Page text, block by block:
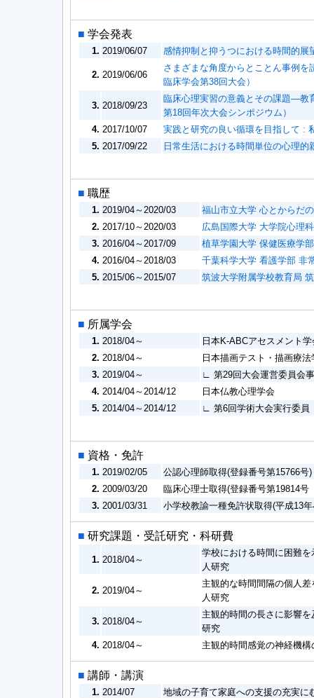
■ 学会発表
1. 2019/06/07 感情抑制と抑うつにおける時間的展
2. 2019/06/06
さまざまな角度からとことん事例
臨床学会第38回大会）
3. 2018/09/23
臨床心理実習の意義とその課題―教
第18回年次大会シンポジウム）
4. 2017/10/07
実践と研究の良い循環を目指して :
5. 2017/09/22 日常生活における時間単位の心理
■ 職歴
1. 2019/04～2020/03
福山市立大学 心とからだ
2. 2017/10～2020/03
広島国際大学 大学院心理
3. 2016/04～2017/09
植草学園大学 保健医療学
4. 2016/04～2018/03
千葉科学大学 看護学部 非
5. 2015/06～2015/07 筑波大学附属学校教育局
■ 所属学会
1. 2018/04～
日本K-ABCアセスメント学
2. 2018/04～
日本描画テスト・描画療法
3. 2019/04～
∟ 第29回大会運営委員会
4. 2014/04～2014/12
日本仏教心理学会
5. 2014/04～2014/12 ∟ 第6回学術大会実行委員
■ 資格・免許
1. 2019/02/05
公認心理師取得(登録番号第15766号)
2. 2009/03/20
臨床心理士取得(登録番号第19814
3. 2001/03/31 小学校教諭一種免許状取得(平成13
■ 研究課題・受託研究・科研費
1. 2018/04～
学校における時間に困難
人研究
2. 2019/04～
主観的な時間間隔の個人
人研究
3. 2018/04～
主観的時間の長さに影響
研究
4. 2018/04～ 主観的時間感覚の神経機
■ 講師・講演
1. 2014/07 地域の子育て家庭への支援の充実に